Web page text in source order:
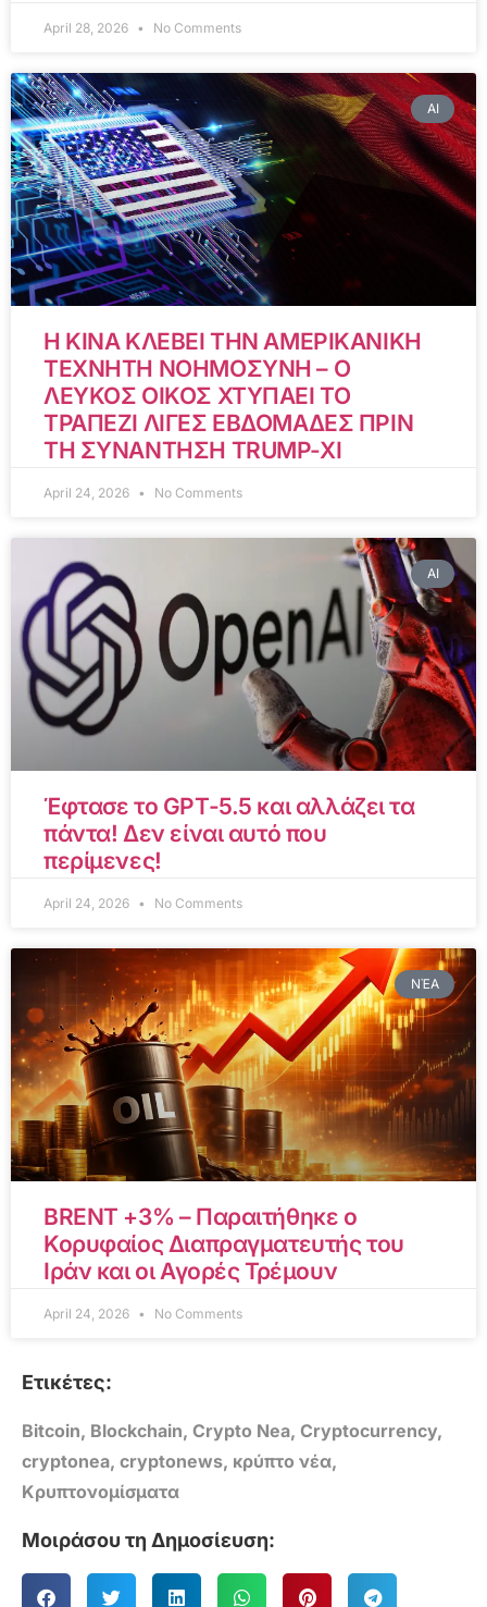
April 28, 2026 No Comments
AI
Η ΚΙΝΑ ΚΛΕΒΕΙ ΤΗΝ ΑΜΕΡΙΚΑΝΙΚΗ
ΤΕΧΝΗΤΗ ΝΟΗΜΟΣΥΝΗ – Ο
ΛΕΥΚΟΣ ΟΙΚΟΣ ΧΤΥΠΑΕΙ ΤΟ
ΤΡΑΠΕΖΙ ΛΙΓΕΣ ΕΒΔΟΜΑΔΕΣ ΠΡΙΝ
ΤΗ ΣΥΝΑΝΤΗΣΗ TRUMP-XI
April 24, 2026 No Comments
AI
Έφτασε το GPT-5.5 και αλλάζει τα
πάντα! Δεν είναι αυτό που
περίμενες!
April 24, 2026 No Comments
ΝΈΑ
BRENT +3% – Παραιτήθηκε ο
Κορυφαίος Διαπραγματευτής του
Ιράν και οι Αγορές Τρέμουν
April 24, 2026 No Comments
Ετικέτες:
Bitcoin, Blockchain, Crypto Nea, Cryptocurrency,
cryptonea, cryptonews, κρύπτο νέα,
Κρυπτονομίσματα
Μοιράσου τη Δημοσίευση: